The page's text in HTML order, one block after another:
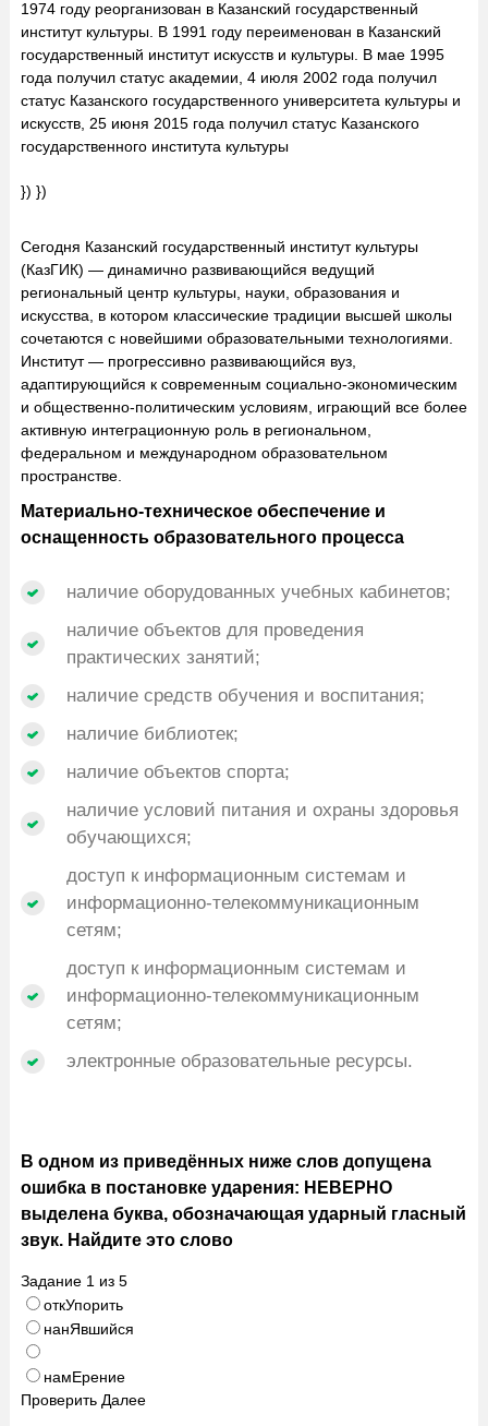
1974 году реорганизован в Казанский государственный
институт культуры. В 1991 году переименован в Казанский
государственный институт искусств и культуры. В мае 1995
года получил статус академии, 4 июля 2002 года получил
статус Казанского государственного университета культуры и
искусств, 25 июня 2015 года получил статус Казанского
государственного института культуры
}) })
Сегодня Казанский государственный институт культуры
(КазГИК) — динамично развивающийся ведущий
региональный центр культуры, науки, образования и
искусства, в котором классические традиции высшей школы
сочетаются с новейшими образовательными технологиями.
Институт — прогрессивно развивающийся вуз,
адаптирующийся к современным социально-экономическим
и общественно-политическим условиям, играющий все более
активную интеграционную роль в региональном,
федеральном и международном образовательном
пространстве.
Материально-техническое обеспечение и
оснащенность образовательного процесса
наличие оборудованных учебных кабинетов;
наличие объектов для проведения
практических занятий;
наличие средств обучения и воспитания;
наличие библиотек;
наличие объектов спорта;
наличие условий питания и охраны здоровья
обучающихся;
доступ к информационным системам и
информационно-телекоммуникационным
сетям;
доступ к информационным системам и
информационно-телекоммуникационным
сетям;
электронные образовательные ресурсы.
В одном из приведённых ниже слов допущена
ошибка в постановке ударения: НЕВЕРНО
выделена буква, обозначающая ударный гласный
звук. Найдите это слово
Задание 1 из 5
откУпорить
нанЯвшийся
намЕрение
Проверить Далее